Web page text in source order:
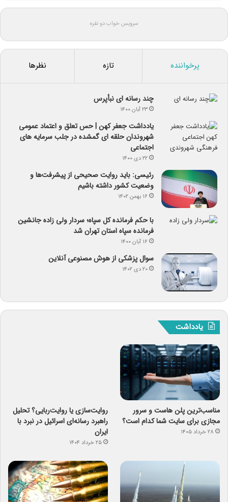
سرویس خواب دو نفره
پرخواننده تازه نظرها
چند رسانه ای نبأپرس
۲۳ آبان ۱۴۰۰
یادداشت جعفر کهن | حس تعلق و اعتماد عمومی
شهروندان حلقه ای گمشده در جلب سرمایه های
اجتماعی
۲۲ دی ۱۴۰۰
رئیسی: باید روایت صحیحی از پیشرفت‌ها و
وضعیت کشور داشته باشیم
۱۶ بهمن ۱۴۰۲
با حکم فرمانده کل سپاه؛ سردار ولی زاده جانشین
فرمانده سپاه استان تهران شد
۱۶ آبان ۱۴۰۰
سوال پزشکی از هوش مصنوعی آنلاین
۲۰ دی ۱۴۰۲
یادداشت
مناسب‌ترین پلن هاست و سرور
مجازی برای سایت شما کدام است؟
۲۸ خرداد ۱۴۰۵
روایت‌سازی یا روایت‌ربایی؟ تحلیل
راهبرد رسانه‌ای اسرائیل در نبرد با
ایران
۲۵ خرداد ۱۴۰۴